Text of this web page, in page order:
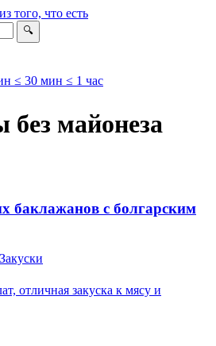
того, что есть
🔍
≤ 30 мин ≤ 1 час
майонеза
баклажанов с болгарским
отличная закуска к мясу и